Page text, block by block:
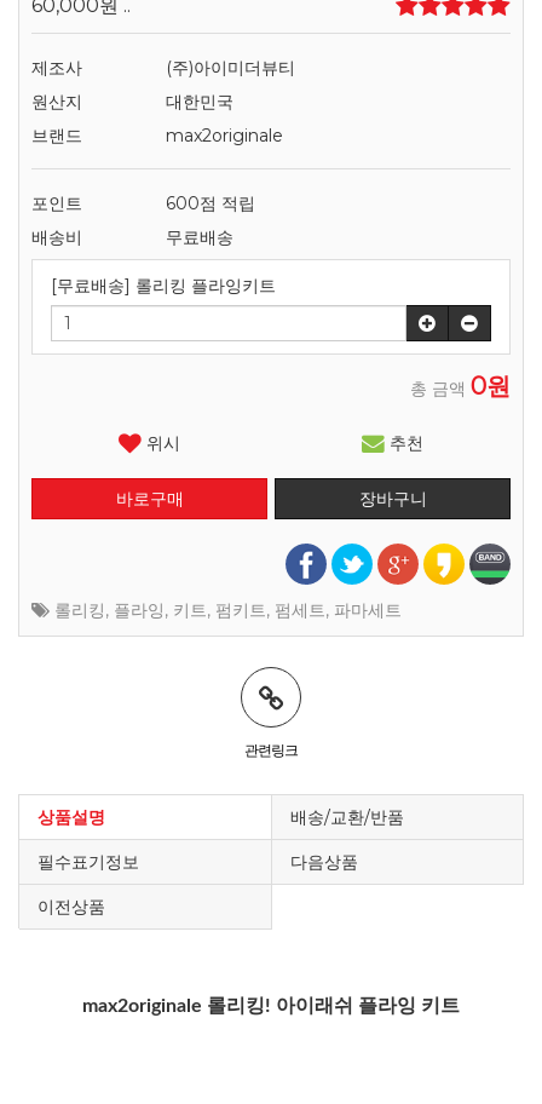
60,000원 ..
제조사
(주)아이미더뷰티
원산지
대한민국
브랜드
max2originale
포인트
600점 적립
배송비
무료배송
[무료배송] 롤리킹 플라잉키트
총 금액 0원
위시 추천
롤리킹, 플라잉, 키트, 펌키트, 펌세트, 파마세트
관련링크
상품설명 배송/교환/반품
필수표기정보 다음상품
이전상품
max2originale 롤리킹! 아이래쉬 플라잉 키트